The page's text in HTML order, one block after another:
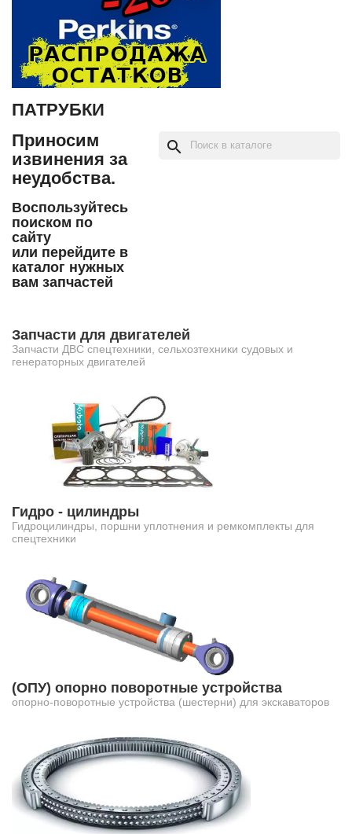
ПАТРУБКИ
Приносим
извинения за
неудобства.
Воспользуйтесь
поиском по
сайту
или перейдите в
каталог нужных
вам запчастей
search
Запчасти для двигателей
Запчасти ДВС спецтехники, сельхозтехники судовых и
генераторных двигателей
Гидро - цилиндры
Гидроцилиндры, поршни уплотнения и ремкомплекты для
спецтехники
(ОПУ) опорно поворотные устройства
опорно-поворотные устройства (шестерни) для экскаваторов